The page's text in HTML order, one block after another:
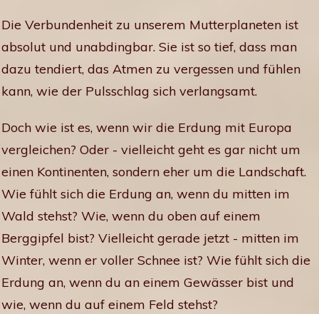
Die Verbundenheit zu unserem Mutterplaneten ist
absolut und unabdingbar. Sie ist so tief, dass man
dazu tendiert, das Atmen zu vergessen und fühlen
kann, wie der Pulsschlag sich verlangsamt.
Doch wie ist es, wenn wir die Erdung mit Europa
vergleichen? Oder - vielleicht geht es gar nicht um
einen Kontinenten, sondern eher um die Landschaft.
Wie fühlt sich die Erdung an, wenn du mitten im
Wald stehst? Wie, wenn du oben auf einem
Berggipfel bist? Vielleicht gerade jetzt - mitten im
Winter, wenn er voller Schnee ist? Wie fühlt sich die
Erdung an, wenn du an einem Gewässer bist und
wie, wenn du auf einem Feld stehst?